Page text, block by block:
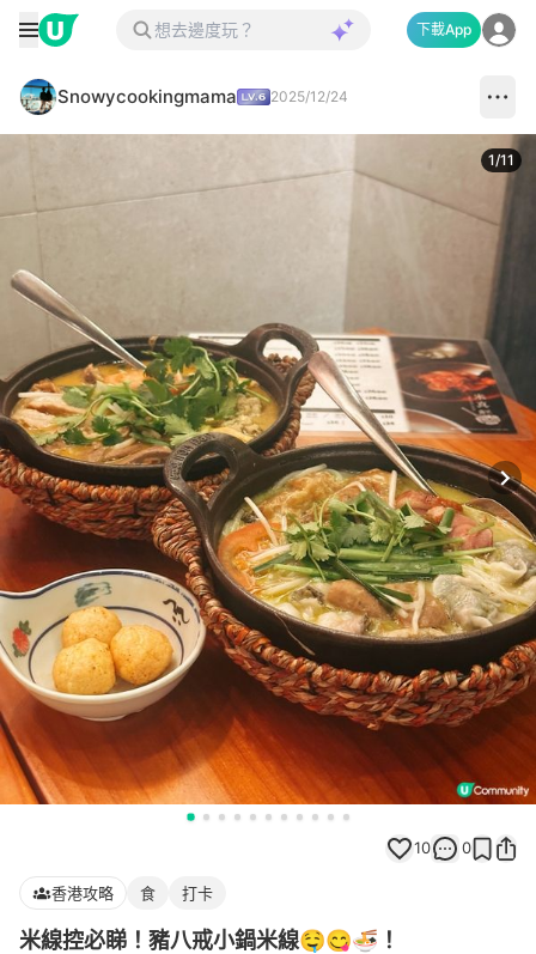
下載App
Snowycookingmama 2025/12/24
1/11
10 0
香港攻略 食 打卡
米線控必睇！豬八戒小鍋米線🤤😋🍜！